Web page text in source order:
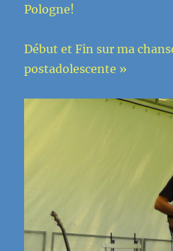
Pologne!
Début et Fin sur ma
postadolescente »